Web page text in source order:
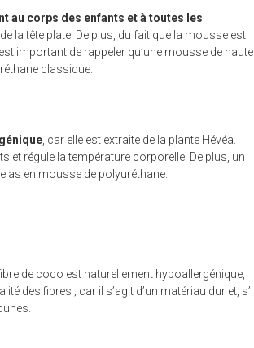
au corps des enfants et à toutes les
la tête plate. De plus, du fait que la mousse est
important de rappeler qu’une mousse de haute
classique.
, car elle est extraite de la plante Hévéa.
et régule la température corporelle. De plus, un
en mousse de polyuréthane.
de coco est naturellement hypoallergénique,
des fibres ; car il s’agit d’un matériau dur et, s’il